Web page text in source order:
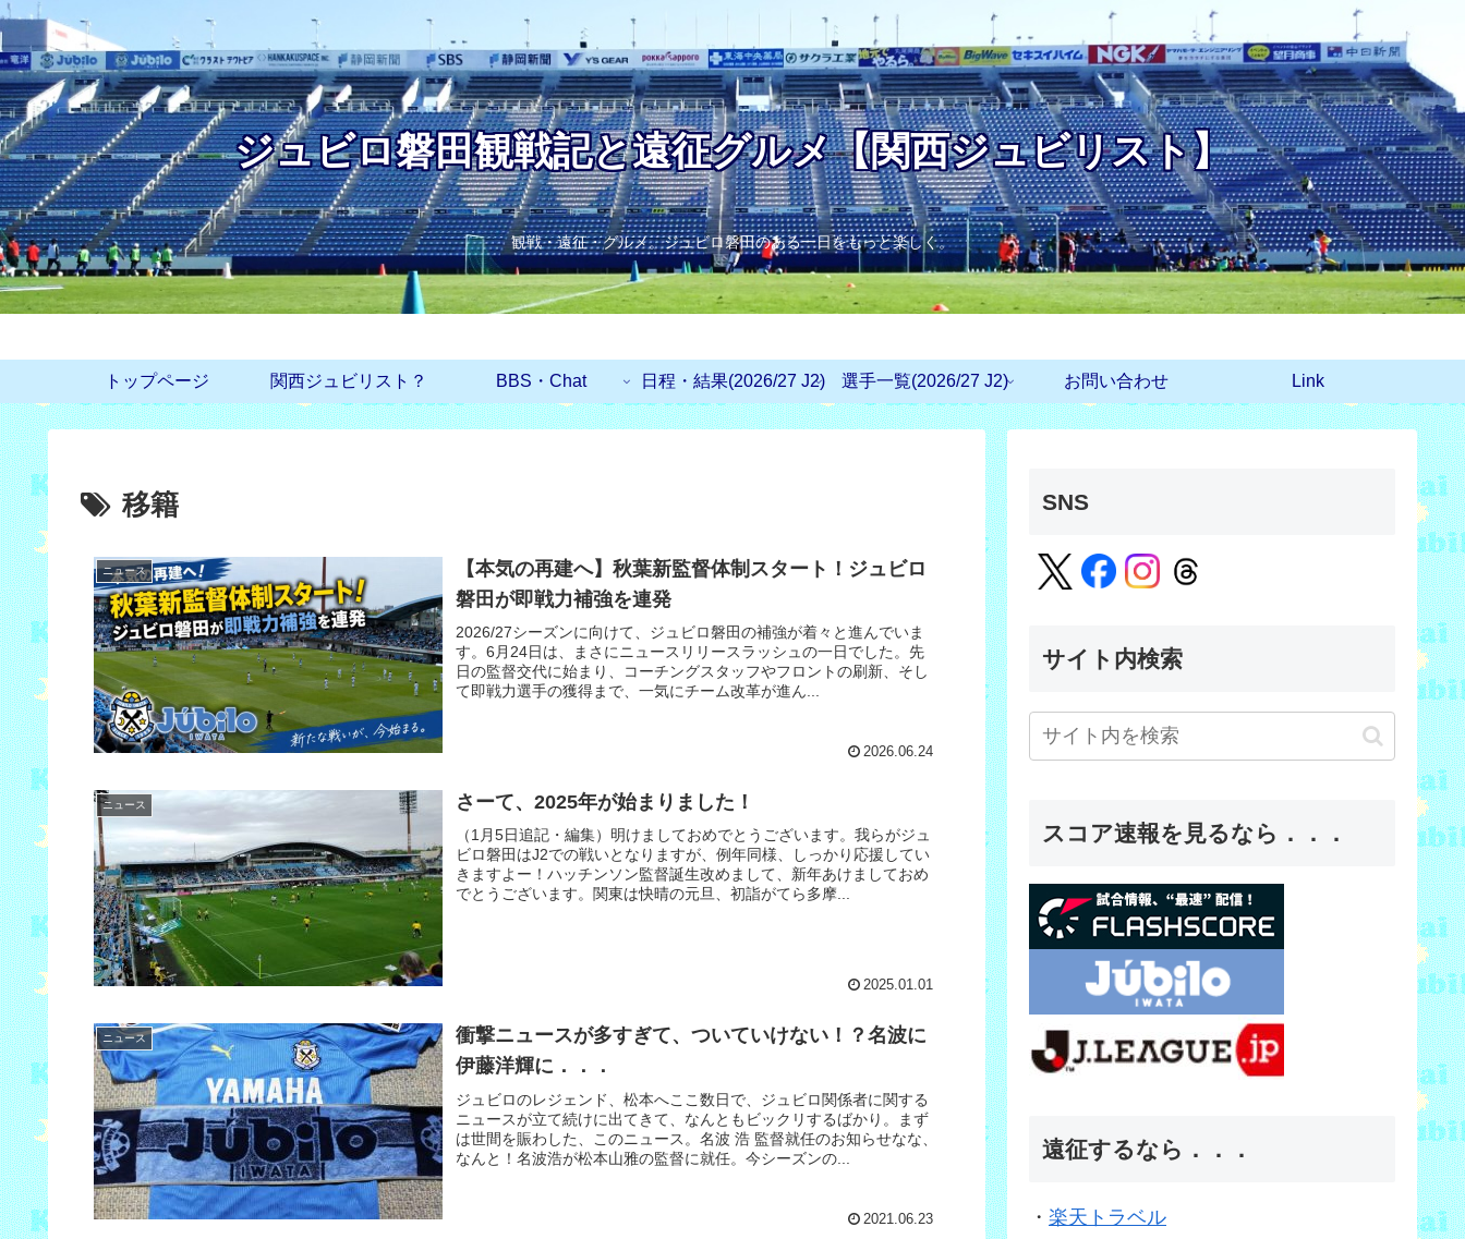
ジュビロ磐田観戦記と遠征グルメ【関西ジュビリスト】
観戦・遠征・グルメ。ジュビロ磐田のある一日をもっと楽しく。
トップページ 関西ジュビリスト？ BBS・Chat 日程・結果(2026/27 J2) 選手一覧(2026/27 J2) お問い合わせ Link
移籍
ニュース
【本気の再建へ】秋葉新監督体制スタート！ジュビロ
磐田が即戦力補強を連発
2026/27シーズンに向けて、ジュビロ磐田の補強が着々と進んでいま
す。6月24日は、まさにニュースリリースラッシュの一日でした。先
日の監督交代に始まり、コーチングスタッフやフロントの刷新、そし
て即戦力選手の獲得まで、一気にチーム改革が進ん...
2026.06.24
ニュース さーて、2025年が始まりました！
（1月5日追記・編集）明けましておめでとうございます。我らがジュ
ビロ磐田はJ2での戦いとなりますが、例年同様、しっかり応援してい
きますよー！ハッチンソン監督誕生改めまして、新年あけましておめ
でとうございます。関東は快晴の元旦、初詣がてら多摩...
2025.01.01
ニュース
衝撃ニュースが多すぎて、ついていけない！？名波に
伊藤洋輝に．．．
ジュビロのレジェンド、松本へここ数日で、ジュビロ関係者に関する
ニュースが立て続けに出てきて、なんともビックリするばかり。まず
は世間を賑わした、このニュース。名波 浩 監督就任のお知らせなな、
なんと！名波浩が松本山雅の監督に就任。今シーズンの...
2021.06.23
SNS
サイト内検索
スコア速報を見るなら．．．
遠征するなら．．．
・ 楽天トラベル